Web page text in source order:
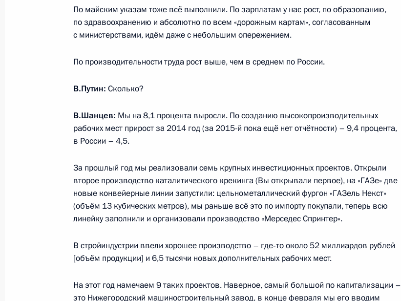
Кадровые изменения в системе МВД
4 декабря 2012 года, 10:10
Награждение многодетных семей орденом «Родительская слава»
Кадровые изменения в следственном управлении Следственного
10 января 2012 года, 18:30
О ходе исполнения пункта 2 перечня поручений по итогам
области
31 декабря 2011 года, 14:20
По майским указам тоже всё выполнили. По зарплатам у нас рост, по образованию,
по здравоохранению и абсолютно по всем «дорожным картам», согласованным
с министерствами, идём даже с небольшим опережением.
По производительности труда рост выше, чем в среднем по России.
В.Путин: Сколько?
В.Шанцев: Мы на 8,1 процента выросли. По созданию высокопроизводительных
рабочих мест прирост за 2014 год (за 2015-й пока ещё нет отчётности) – 9,4 процента,
в России – 4,5.
За прошлый год мы реализовали семь крупных инвестиционных проектов. Открыли
второе производство каталитического крекинга (Вы открывали первое), на «ГАЗе» две
новые конвейерные линии запустили: цельнометаллический фургон «ГАЗель Некст»
(объём 13 кубических метров), мы раньше всё это по импорту покупали, теперь всю
линейку заполнили и организовали производство «Мерседес Спринтер».
В стройиндустрии ввели хорошее производство – где‑то около 52 миллиардов рублей
[объём продукции] и 6,5 тысячи новых дополнительных рабочих мест.
На этот год намечаем 9 таких проектов. Наверное, самый большой по капитализации –
это Нижегородский машиностроительный завод, в конце февраля мы его вводим